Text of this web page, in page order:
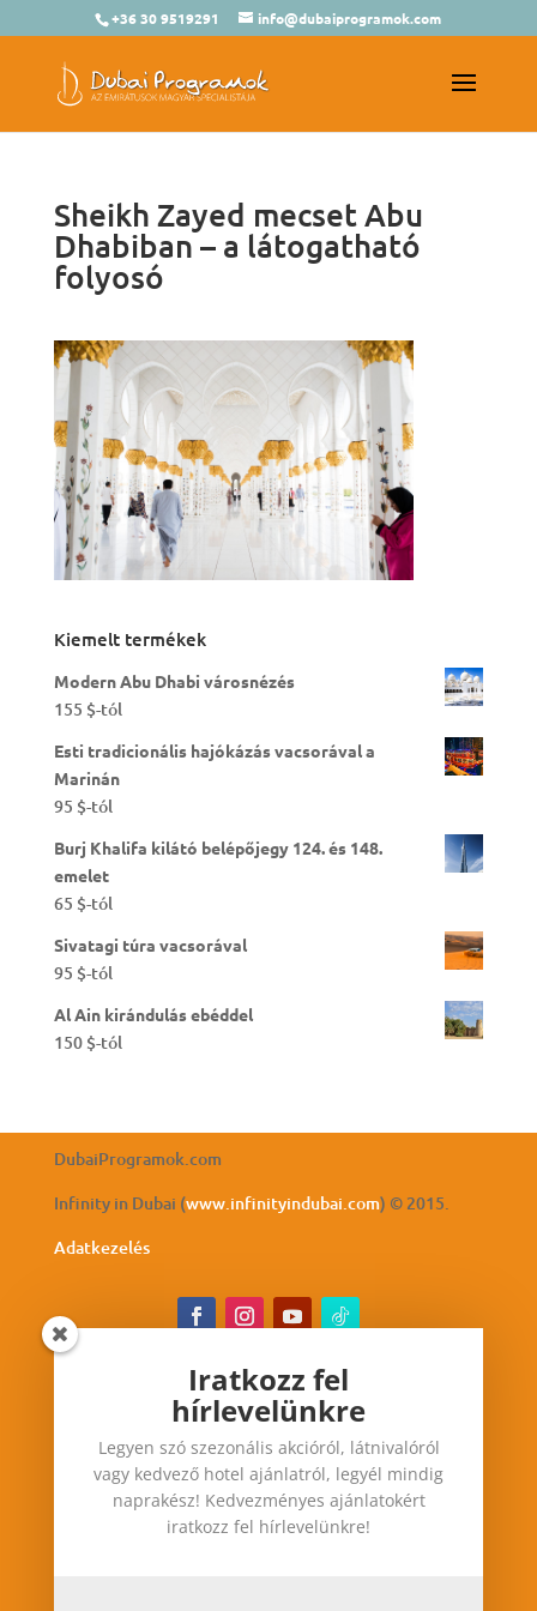
+36 30 9519291 info@dubaiprogramok.com
Sheikh Zayed mecset Abu
Dhabiban – a látogatható
folyosó
Kiemelt termékek
Modern Abu Dhabi városnézés
155 $-tól
Esti tradicionális hajókázás vacsorával a
Marinán
95 $-tól
Burj Khalifa kilátó belépőjegy 124. és 148.
emelet
65 $-tól
Sivatagi túra vacsorával
95 $-tól
Al Ain kirándulás ebéddel
150 $-tól
DubaiProgramok.com
Infinity in Dubai (www.infinityindubai.com) © 2015.
Adatkezelés
Iratkozz fel hírlevelünkre
Legyen szó szezonális akcióról, látnivalóról vagy
kedvező hotel ajánlatról, legyél mindig
naprakész! Kedvezményes ajánlatokért iratkozz
Iratkozz fel
hírlevelünkre
Legyen szó szezonális akcióról, látnivalóról
vagy kedvező hotel ajánlatról, legyél mindig
naprakész! Kedvezményes ajánlatokért
iratkozz fel hírlevelünkre!